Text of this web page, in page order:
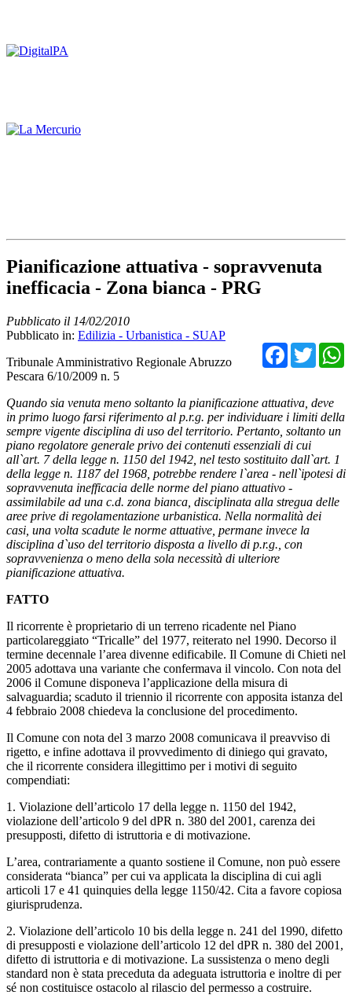
Pianificazione attuativa - sopravvenuta
inefficacia - Zona bianca - PRG
Pubblicato il 14/02/2010
Pubblicato in: Edilizia - Urbanistica - SUAP
Tribunale Amministrativo Regionale Abruzzo
Pescara 6/10/2009 n. 5
Quando sia venuta meno soltanto la pianificazione attuativa, deve
in primo luogo farsi riferimento al p.r.g. per individuare i limiti della
sempre vigente disciplina di uso del territorio. Pertanto, soltanto un
piano regolatore generale privo dei contenuti essenziali di cui
all`art. 7 della legge n. 1150 del 1942, nel testo sostituito dall`art. 1
della legge n. 1187 del 1968, potrebbe rendere l`area - nell`ipotesi di
sopravvenuta inefficacia delle norme del piano attuativo -
assimilabile ad una c.d. zona bianca, disciplinata alla stregua delle
aree prive di regolamentazione urbanistica. Nella normalità dei
casi, una volta scadute le norme attuative, permane invece la
disciplina d`uso del territorio disposta a livello di p.r.g., con
sopravvenienza o meno della sola necessità di ulteriore
pianificazione attuativa.
FATTO
Il ricorrente è proprietario di un terreno ricadente nel Piano
particolareggiato “Tricalle” del 1977, reiterato nel 1990. Decorso il
termine decennale l’area divenne edificabile. Il Comune di Chieti nel
2005 adottava una variante che confermava il vincolo. Con nota del
2006 il Comune disponeva l’applicazione della misura di
salvaguardia; scaduto il triennio il ricorrente con apposita istanza del
4 febbraio 2008 chiedeva la conclusione del procedimento.
Il Comune con nota del 3 marzo 2008 comunicava il preavviso di
rigetto, e infine adottava il provvedimento di diniego qui gravato,
che il ricorrente considera illegittimo per i motivi di seguito
compendiati:
1. Violazione dell’articolo 17 della legge n. 1150 del 1942,
violazione dell’articolo 9 del dPR n. 380 del 2001, carenza dei
presupposti, difetto di istruttoria e di motivazione.
L’area, contrariamente a quanto sostiene il Comune, non può essere
considerata “bianca” per cui va applicata la disciplina di cui agli
articoli 17 e 41 quinquies della legge 1150/42. Cita a favore copiosa
giurisprudenza.
2. Violazione dell’articolo 10 bis della legge n. 241 del 1990, difetto
di presupposti e violazione dell’articolo 12 del dPR n. 380 del 2001,
difetto di istruttoria e di motivazione. La sussistenza o meno degli
standard non è stata preceduta da adeguata istruttoria e inoltre di per
sé non costituisce ostacolo al rilascio del permesso a costruire.